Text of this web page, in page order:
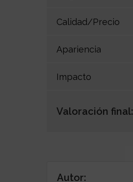
Calidad/Precio
Apariencia
Impacto
Valoración final:
Autor: